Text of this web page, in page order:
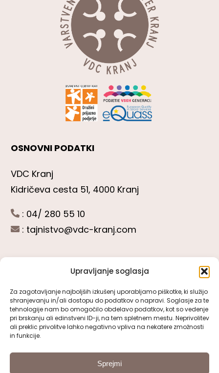
Upravljanje soglasja
Za zagotavljanje najboljših izkušenj uporabljamo piškotke, ki služijo
shranjevanju in/ali dostopu do podatkov o napravi. Soglasje za te
tehnologije nam bo omogočilo obdelavo podatkov, kot so vedenje
pri brskanju ali edinstveni ID-ji, na tem spletnem mestu. Neprivolitev
ali preklic privolitve lahko negativno vpliva na nekatere zmožnosti
in funkcije.
Sprejmi
OSNOVNI PODATKI
VDC Kranj
Kidričeva cesta 51, 4000 Kranj
: 04/ 280 55 10
: tajnistvo@vdc-kranj.com
Toggle
Navigation
Predstavitev VDC Kranj
SLEDITE NAM